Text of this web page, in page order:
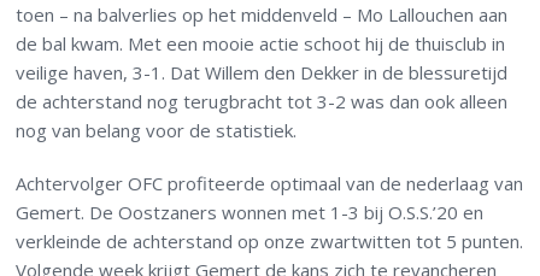
toen – na balverlies op het middenveld – Mo Lallouchen aan
de bal kwam. Met een mooie actie schoot hij de thuisclub in
veilige haven, 3-1. Dat Willem den Dekker in de blessuretijd
de achterstand nog terugbracht tot 3-2 was dan ook alleen
nog van belang voor de statistiek.
Achtervolger OFC profiteerde optimaal van de nederlaag van
Gemert. De Oostzaners wonnen met 1-3 bij O.S.S.’20 en
verkleinde de achterstand op onze zwartwitten tot 5 punten.
Volgende week krijgt Gemert de kans zich te revancheren